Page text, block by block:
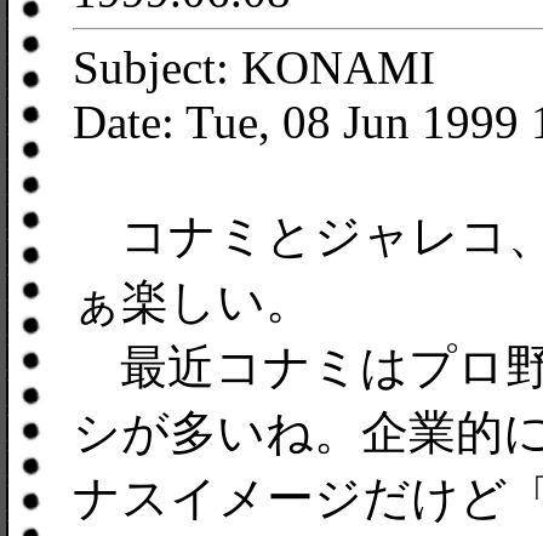
Subject: KONAMI
Date: Tue, 08 Jun 1999
コナミとジャレコ
ぁ楽しい。
最近コナミはプロ
シが多いね。企業的
ナスイメージだけど